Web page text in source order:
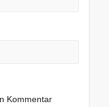
Kommentar